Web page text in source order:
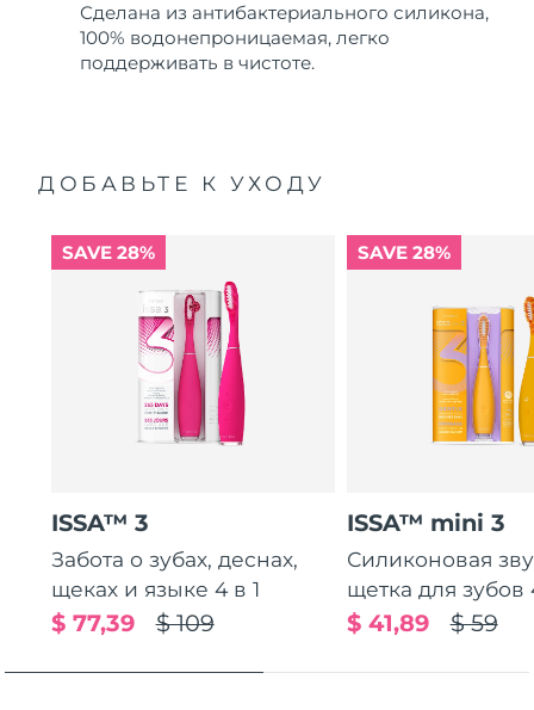
Сделана из антибактериального силикона,
100% водонепроницаемая, легко
поддерживать в чистоте.
ДОБАВЬТЕ К УХОДУ
SAVE 28%
ISSA™ 3
Забота о зубах, деснах,
щеках и языке 4 в 1
$ 109
$ 77,39
SAVE 28%
ISSA™ mini 3
Силиконовая
щетка для зубов
$ 59
$ 41,89